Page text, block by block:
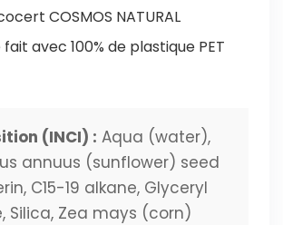
COSMOS NATURAL
avec 100% de plastique PET
(INCI) : Aqua (water),
annuus (sunflower) seed
C15-19 alkane, Glyceryl
Silica, Zea mays (corn)